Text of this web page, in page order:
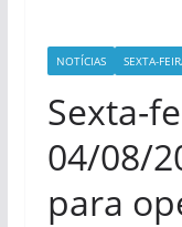
NOTÍCIAS SEXTA-
Sexta-
04/08/
para